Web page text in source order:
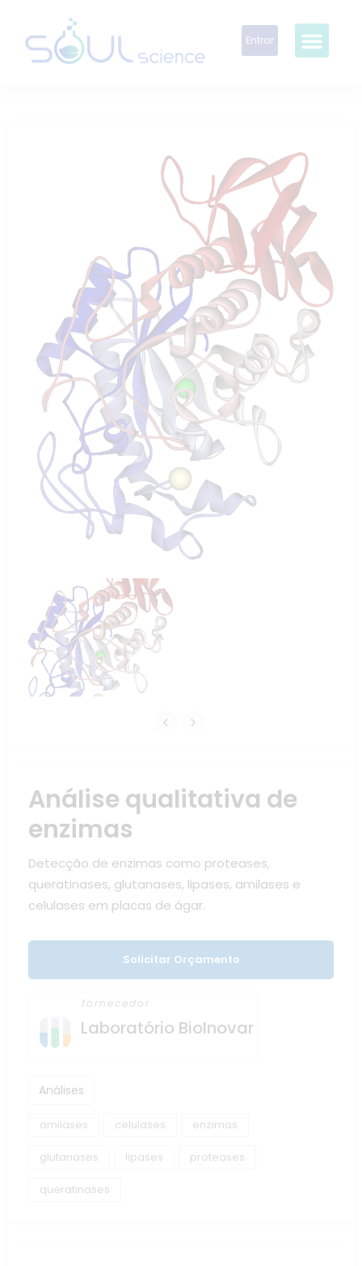
Entrar
Análise qualitativa de
enzimas
Detecção de enzimas como proteases,
queratinases, glutanases, lipases, amilases e
celulases em placas de ágar.
Solicitar Orçamento
fornecedor
Laboratório BioInovar
Análises
amilases celulases enzimas
glutanases lipases proteases
queratinases